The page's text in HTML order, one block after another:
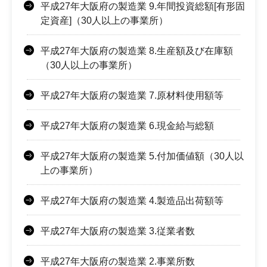
平成27年大阪府の製造業 9.年間投資総額[有形固
定資産]（30人以上の事業所）
平成27年大阪府の製造業 8.生産額及び在庫額
（30人以上の事業所）
平成27年大阪府の製造業 7.原材料使用額等
平成27年大阪府の製造業 6.現金給与総額
平成27年大阪府の製造業 5.付加価値額（30人以
上の事業所）
平成27年大阪府の製造業 4.製造品出荷額等
平成27年大阪府の製造業 3.従業者数
平成27年大阪府の製造業 2.事業所数